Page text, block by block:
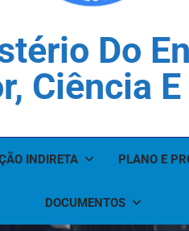
Do
Ciência
INDIRETA PLANO E
DOCUMENTOS